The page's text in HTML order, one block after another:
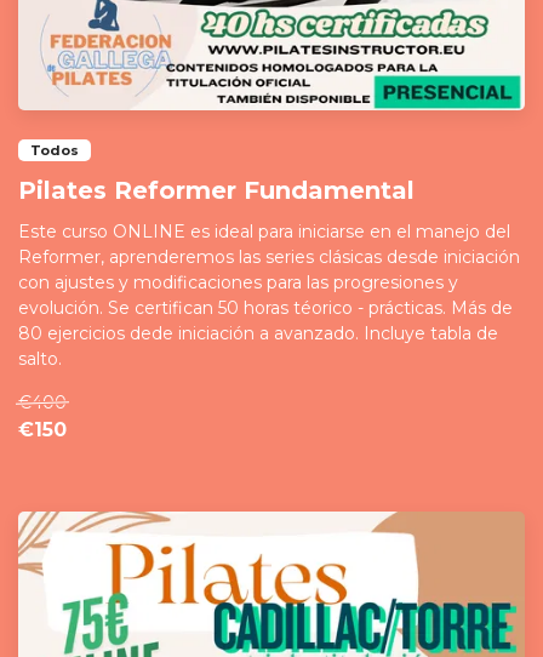
Todos
Pilates Reformer Fundamental
Este curso ONLINE es ideal para iniciarse en el manejo del
Reformer, aprenderemos las series clásicas desde iniciación
con ajustes y modificaciones para las progresiones y
evolución. Se certifican 50 horas téorico - prácticas. Más de
80 ejercicios dede iniciación a avanzado. Incluye tabla de
salto.
€400
€150